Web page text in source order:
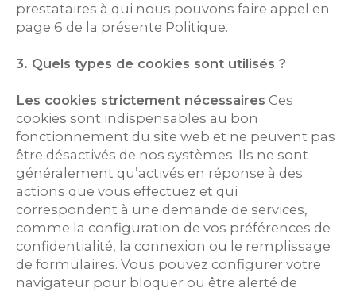
prestataires à qui nous pouvons faire appel en
page 6 de la présente Politique.
3. Quels types de cookies sont utilisés ?
Les cookies strictement nécessaires Ces
cookies sont indispensables au bon
fonctionnement du site web et ne peuvent pas
être désactivés de nos systèmes. Ils ne sont
généralement qu’activés en réponse à des
actions que vous effectuez et qui
correspondent à une demande de services,
comme la configuration de vos préférences de
confidentialité, la connexion ou le remplissage
de formulaires. Vous pouvez configurer votre
navigateur pour bloquer ou être alerté de